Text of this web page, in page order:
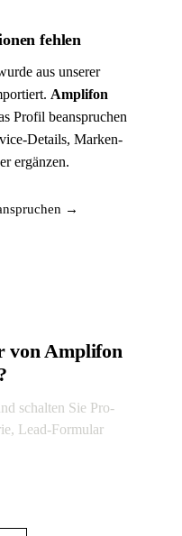
fehlen
aus unserer
Amplifon
Profil beanspruchen
Details, Marken-
ergänzen.
→
von Amplifon
schalten Sie Pro-
Lead-Formular